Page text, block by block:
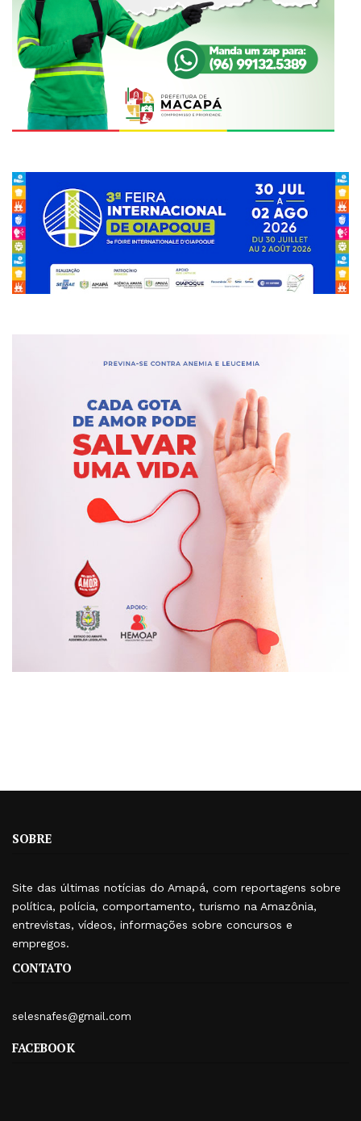
SOBRE
Site das últimas notícias do Amapá, com reportagens sobre
política, polícia, comportamento, turismo na Amazônia,
entrevistas, vídeos, informações sobre concursos e
empregos.
CONTATO
selesnafes@gmail.com
FACEBOOK